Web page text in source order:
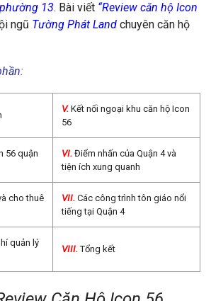
phường 13. Bài viết “Review căn hộ Icon
ngũ Tường Phát Land chuyên căn hộ
V. Kết nối ngoại khu căn hộ Icon
56
56 quận
VI. Điểm nhấn của Quận 4 và
tiện ích xung quanh
cho thuê
VII. Các công trình tôn giáo nổi
tiếng tại Quận 4
quản lý
VIII.Tổng kết